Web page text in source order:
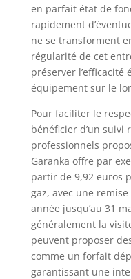
en parfait état de
rapidement
ne se transforment
régularité de cet
préserver l’efficacité
équipement sur le
Pour faciliter le
bénéficier d’un suivi
professionnels
Garanka offre par
partir de 9,92 euros
gaz, avec une
année jusqu’au 31
généralement la
peuvent proposer
comme un forfait
garantissant une